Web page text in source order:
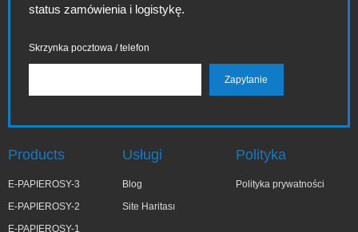
status zamówienia i logistykę.
Skrzynka pocztowa / telefon
Products
E-PAPIEROSY-3
E-PAPIEROSY-2
E-PAPIEROSY-1
Usługi
Blog
Site Haritası
Polityka
Polityka prywatności